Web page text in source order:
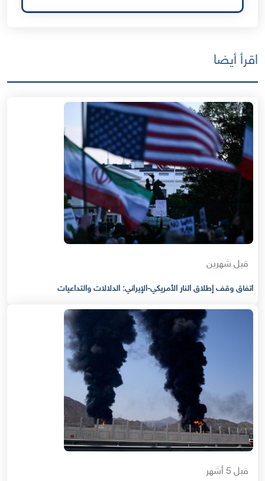
اقرأ أيضا
قبل شهرين
اتفاق وقف إطلاق النار الأمريكي-الإيراني: الدلالات والتداعيات
قبل 5 أشهر